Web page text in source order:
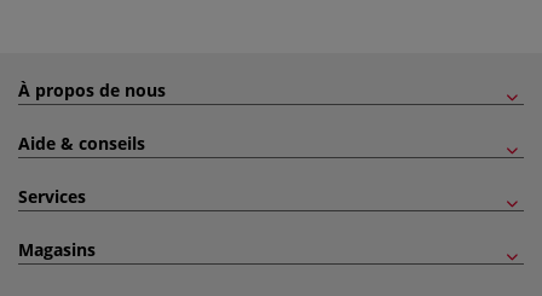
À propos de nous
Aide & conseils
Services
Magasins